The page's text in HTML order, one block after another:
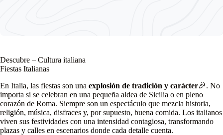
Descubre – Cultura italiana
Fiestas Italianas
En Italia, las fiestas son una explosión de tradición y carácter🎉. No
importa si se celebran en una pequeña aldea de Sicilia o en pleno
corazón de Roma. Siempre son un espectáculo que mezcla historia,
religión, música, disfraces y, por supuesto, buena comida. Los italianos
viven sus festividades con una intensidad contagiosa, transformando
plazas y calles en escenarios donde cada detalle cuenta.